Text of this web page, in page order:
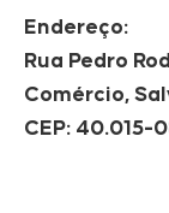
Endereço:
Rua Pedro
Comércio,
CEP: 40.015-